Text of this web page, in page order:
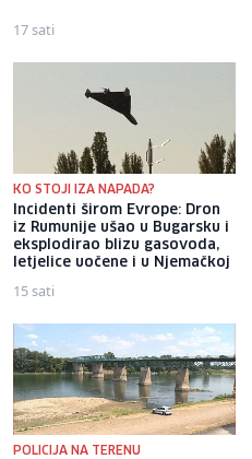
17 sati
KO STOJI IZA NAPADA?
Incidenti širom Evrope: Dron
iz Rumunije ušao u Bugarsku i
eksplodirao blizu gasovoda,
letjelice uočene i u Njemačkoj
15 sati
POLICIJA NA TERENU